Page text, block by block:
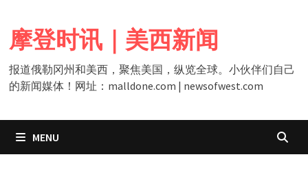
content
摩登时讯｜美西新闻
报道俄勒冈州和美西，聚焦美国，纵览全球。小伙伴们自己
的新闻媒体！网址：malldone.com | newsofwest.com
MENU